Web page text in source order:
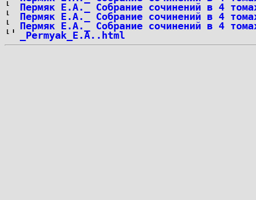
Пермяк Е.А._ Собрание сочинений в 4
Пермяк Е.А._ Собрание сочинений в 4
Пермяк Е.А._ Собрание сочинений в 4
_Permyak_E.A..html